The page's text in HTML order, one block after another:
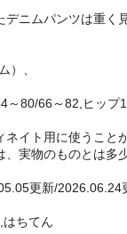
ニムパンツは重く
）、
～80/66～82,ヒップ
イト用に使うこと
実物のものとは多
更新/2026.06.24
ちてん